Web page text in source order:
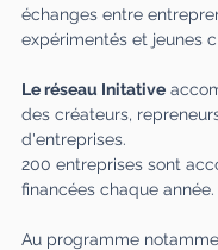
échanges entre
expérimentés et jeunes
Le réseau Initative
des créateurs,
d'entreprises.
200 entreprises sont
financées chaque année.
Au programme